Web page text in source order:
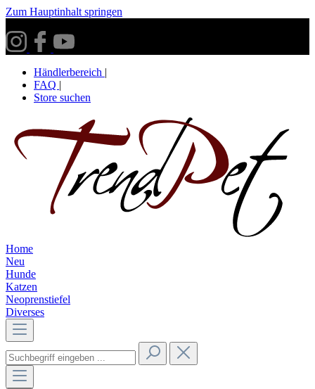
Zum Hauptinhalt springen
Händlerbereich |
FAQ |
Store suchen
Home
Neu
Hunde
Katzen
Neoprenstiefel
Diverses